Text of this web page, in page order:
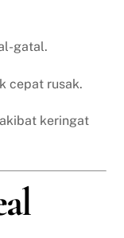
gatal.
cepat rusak.
keringat